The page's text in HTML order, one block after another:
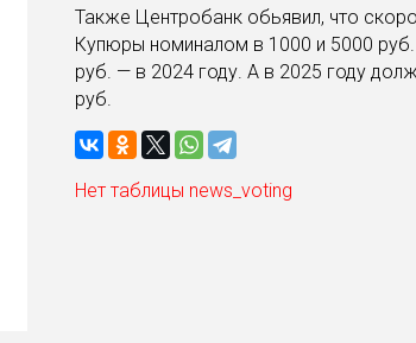
Также Центробанк обьявил, что
Купюры номиналом в 1000 и 5000
руб. — в 2024 году. А в 2025 году
руб.
Нет таблицы news_voting